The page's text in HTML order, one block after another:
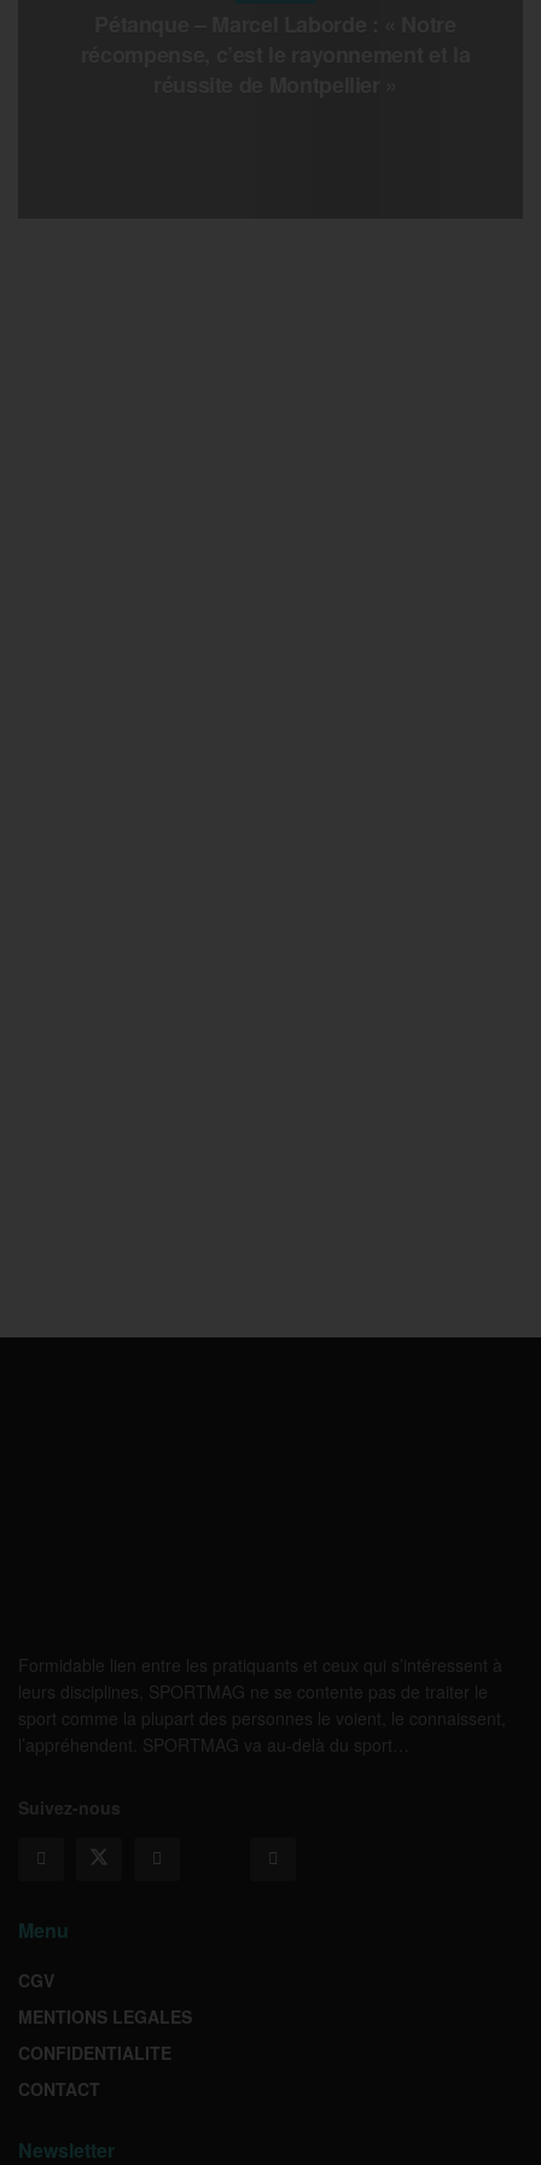
Formidable lien entre les pratiquants et ceux qui s’intéressent à
leurs disciplines, SPORTMAG ne se contente pas de traiter le
sport comme la plupart des personnes le voient, le connaissent,
l’appréhendent. SPORTMAG va au-delà du sport…
Suivez-nous
Menu
CGV
MENTIONS LEGALES
CONFIDENTIALITE
CONTACT
Newsletter